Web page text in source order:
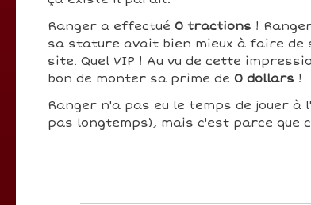
Ranger a effectué 0 tractions !
sa stature avait bien mieux à faire de
site. Quel VIP ! Au vu de cette
bon de monter sa prime de 0 dollars !
Ranger n'a pas eu le temps de jouer à l'
pas longtemps), mais c'est parce que